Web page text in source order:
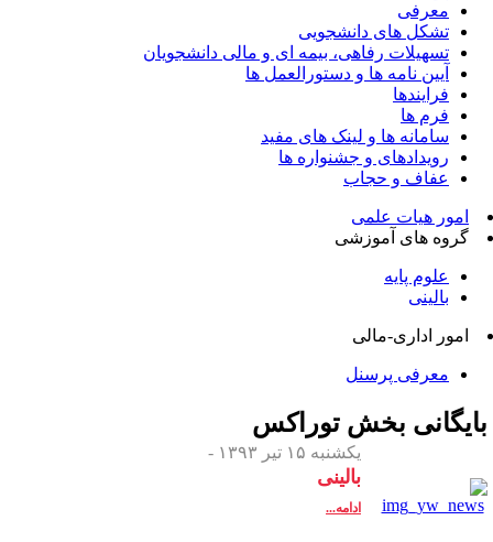
معرفی
تشکل های دانشجویی
تسهیلات رفاهی، بیمه ای و مالی دانشجویان
آیین نامه ها و دستورالعمل ها
فرایندها
فرم ها
سامانه ها و لینک های مفید
رویدادهای و جشنواره ها
عفاف و حجاب
امور هیات علمی
گروه های آموزشی
علوم پایه
بالینی
امور اداری-مالی
معرفی پرسنل
بخشتوراکس
یکشنبه ۱۵ تیر ۱۳۹۳ -
بالینی
ادامه...